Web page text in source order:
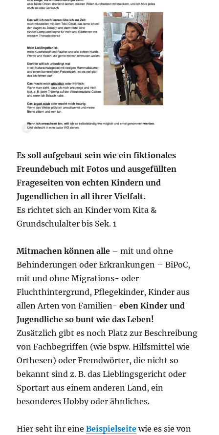
Es soll aufgebaut sein wie ein fiktionales
Freundebuch mit Fotos und ausgefüllten
Frageseiten von echten Kindern und
Jugendlichen in all ihrer Vielfalt.
Es richtet sich an Kinder vom Kita &
Grundschulalter bis Sek. 1
Mitmachen können alle –mit und ohne
Behinderungen oder Erkrankungen – BiPoC,
mit und ohne Migrations- oder
Fluchthintergrund, Pflegekinder, Kinder aus
allen Arten von Familien- eben Kinder und
Jugendliche so bunt wie das Leben!
Zusätzlich gibt es noch Platz zur Beschreibung
von Fachbegriffen (wie bspw. Hilfsmittel wie
Orthesen) oder Fremdwörter, die nicht so
bekannt sind z. B. das Lieblingsgericht oder
Sportart aus einem anderen Land, ein
besonderes Hobby oder ähnliches.
Hier seht ihr eineBeispielseite wie es sie von